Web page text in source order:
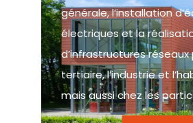
générale, l’installation
électriques et la
d’infrastructures réseaux
tertiaire, l’industrie et
mais aussi chez les